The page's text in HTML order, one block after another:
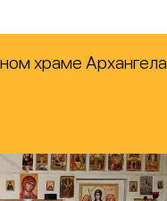
храме Архангела